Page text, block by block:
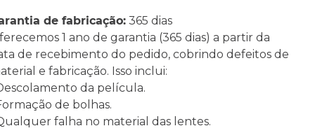
de fabricação:365 dias
1 ano de garantia (365 dias) a partir da
de recebimento do pedido, cobrindo defeitos de
e fabricação. Isso inclui:
da película.
de bolhas.
falha no material das lentes.